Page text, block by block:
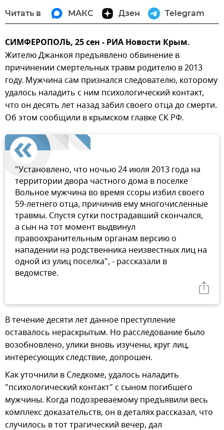
Читать в МАКС Дзен Telegram
СИМФЕРОПОЛЬ, 25 сен - РИА Новости Крым.
Жителю Джанкоя предъявлено обвинение в
причинении смертельных травм родителю в 2013
году. Мужчина сам признался следователю, которому
удалось наладить с ним психологический контакт,
что он десять лет назад забил своего отца до смерти.
Об этом сообщили в крымском главке СК РФ.
"Установлено, что ночью 24 июля 2013 года на
территории двора частного дома в поселке
Вольное мужчина во время ссоры избил своего
59-летнего отца, причинив ему многочисленные
травмы. Спустя сутки пострадавший скончался,
а сын на тот момент выдвинул
правоохранительным органам версию о
нападении на родственника неизвестных лиц на
одной из улиц поселка", - рассказали в
ведомстве.
В течение десяти лет данное преступление
оставалось нераскрытым. Но расследование было
возобновлено, улики вновь изучены, круг лиц,
интересующих следствие, допрошен.
Как уточнили в Следкоме, удалось наладить
"психологический контакт" с сыном погибшего
мужчины. Когда подозреваемому предъявили весь
комплекс доказательств, он в деталях рассказал, что
случилось в тот трагический вечер, дал